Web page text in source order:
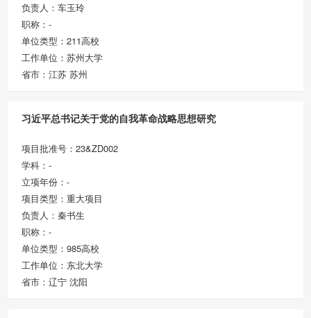
负责人：车玉玲
职称：-
单位类型：211高校
工作单位：苏州大学
省市：江苏 苏州
习近平总书记关于党的自我革命战略思想研究
项目批准号：23&ZD002
学科：-
立项年份：-
项目类型：重大项目
负责人：秦书生
职称：-
单位类型：985高校
工作单位：东北大学
省市：辽宁 沈阳